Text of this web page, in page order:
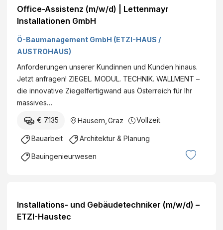
Office-Assistenz (m/w/d) | Lettenmayr
Installationen GmbH
Ö-Baumanagement GmbH (ETZI-HAUS /
AUSTROHAUS)
Anforderungen unserer Kundinnen und Kunden hinaus.
Jetzt anfragen! ZIEGEL. MODUL. TECHNIK. WALLMENT –
die innovative Ziegelfertigwand aus Österreich für Ihr
massives…
€ 7.135 Häusern,Graz Vollzeit
Bauarbeit Architektur & Planung
Bauingenieurwesen
Installations- und Gebäudetechniker (m/w/d) –
ETZI-Haustec